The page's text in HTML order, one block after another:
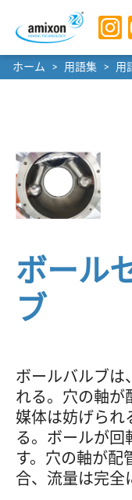
Skip to main
Skip to main content
Skip to page footer
You are here:
ホーム 用語集 用
ボール
ブ
ボールバルブは
れる。穴の軸が
媒体は妨げられ
る。ボールが回
す。穴の軸が配
合、流量は完全